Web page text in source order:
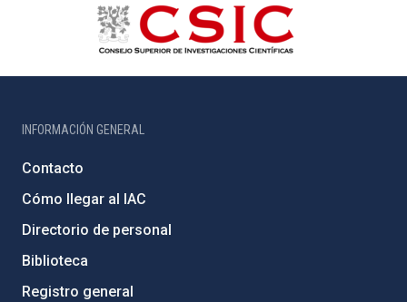
INFORMACIÓN GENERAL
Contacto
Cómo llegar al IAC
Directorio de personal
Biblioteca
Registro general